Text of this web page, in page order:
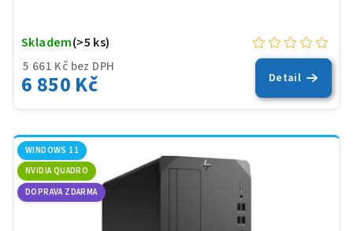
5 661 Kč bez DPH
6 850 Kč
Skladem(>5 ks)
Detail
WINDOWS 11
NVIDIA QUADRO
DOPRAVA ZDARMA